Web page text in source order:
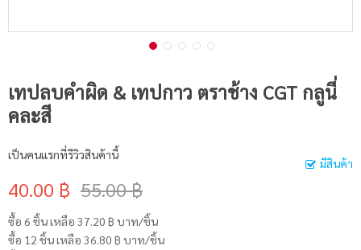
เทปลบคำผิด & เทปกาว ตราช้าง CGT กลูนี่
คละสี
มีสินค้า
เป็นคนแรกที่รีวิวสินค้านี้
40.00 ฿ 55.00 ฿
ซื้อ 6 ชิ้น เหลือ 37.20 ฿ บาท/ชิ้น
ซื้อ 12 ชิ้น เหลือ 36.80 ฿ บาท/ชิ้น